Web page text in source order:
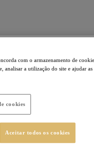
173g
com o armazenamento de
analisar a utilização do site e ajudar as
cookies
Aceitar todos os cookies